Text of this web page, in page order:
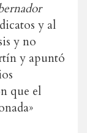
y al
y no
y apuntó
que el